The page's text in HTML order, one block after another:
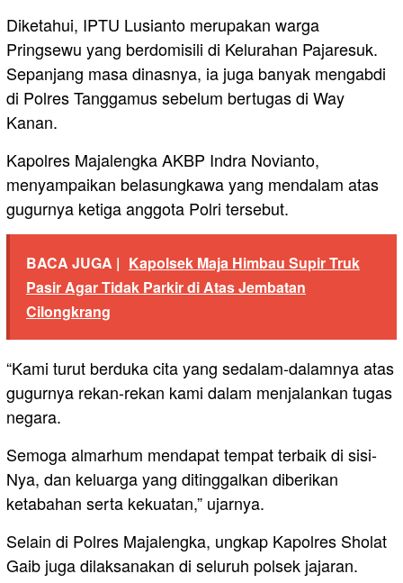
Diketahui, IPTU Lusianto merupakan warga
Pringsewu yang berdomisili di Kelurahan Pajaresuk.
Sepanjang masa dinasnya, ia juga banyak mengabdi
di Polres Tanggamus sebelum bertugas di Way
Kanan.
Kapolres Majalengka AKBP Indra Novianto,
menyampaikan belasungkawa yang mendalam atas
gugurnya ketiga anggota Polri tersebut.
BACA JUGA | Kapolsek Maja Himbau Supir Truk
Pasir Agar Tidak Parkir di Atas Jembatan
Cilongkrang
“Kami turut berduka cita yang sedalam-dalamnya atas
gugurnya rekan-rekan kami dalam menjalankan tugas
negara.
Semoga almarhum mendapat tempat terbaik di sisi-
Nya, dan keluarga yang ditinggalkan diberikan
ketabahan serta kekuatan,” ujarnya.
Selain di Polres Majalengka, ungkap Kapolres Sholat
Gaib juga dilaksanakan di seluruh polsek jajaran.